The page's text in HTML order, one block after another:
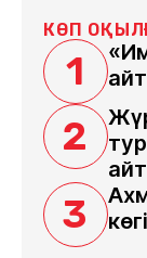
КӨП
1
2
3